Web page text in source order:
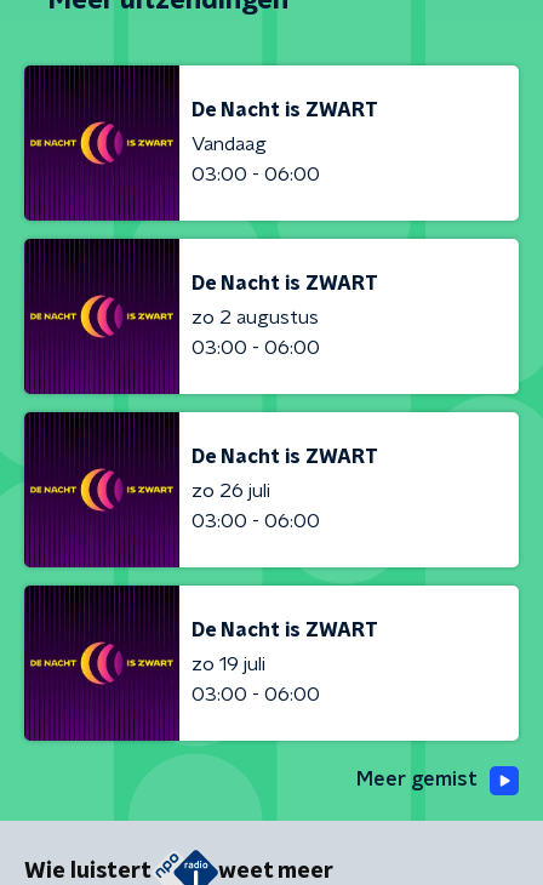
De Nacht is ZWART
Vandaag
03:00 - 06:00
De Nacht is ZWART
zo 2 augustus
03:00 - 06:00
De Nacht is ZWART
zo 26 juli
03:00 - 06:00
De Nacht is ZWART
zo 19 juli
03:00 - 06:00
Meer gemist
Wie luistert weet meer